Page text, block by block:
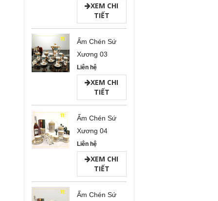
XEM CHI
TIẾT
Ấm Chén Sứ
Xương 03
Liên hệ
XEM CHI
TIẾT
Ấm Chén Sứ
Xương 04
Liên hệ
XEM CHI
TIẾT
Ấm Chén Sứ